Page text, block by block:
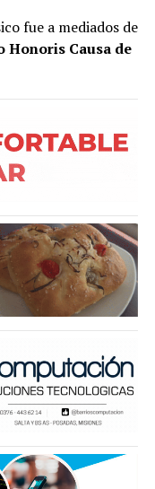
fue a mediados de
Honoris Causa de